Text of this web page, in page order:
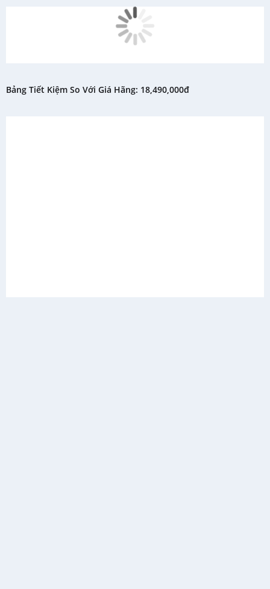
Bảng Tiết Kiệm So Với Giá Hãng: 18,490,000đ